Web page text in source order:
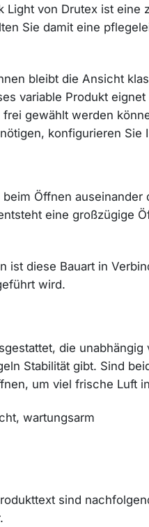
von Drutex ist
Sie damit eine
bleibt die Ansicht
variable Produkt
gewählt werden
konfigurieren
Öffnen
eine großzügige
ist diese Bauart in
wird.
die
Stabilität gibt. Sind
um viel frische Luft
wartungsarm
sind